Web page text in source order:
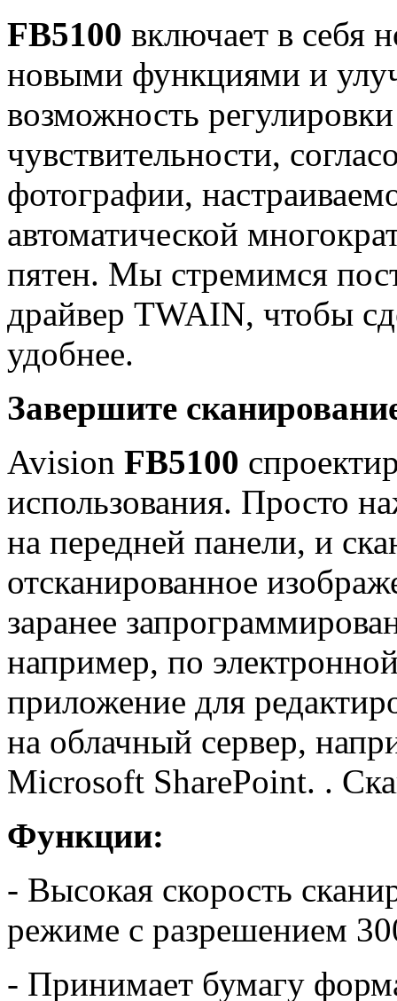
FB5100 включает в себя
новыми функциями и
возможность
чувствительности,
фотографии,
автоматической
пятен. Мы стремимся
драйвер TWAIN, чтобы
удобнее.
Завершите
Avision FB5100
использования. Просто
на передней панели, и
отсканированное
заранее
например, по
приложение для
на облачный сервер,
Microsoft SharePoint. .
Функции:
- Высокая скорость
режиме с разрешением
- Принимает бумагу